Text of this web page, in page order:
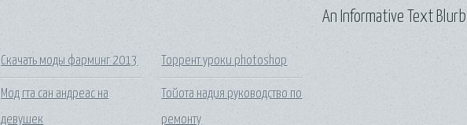
Скачать моды фарминг 2013
Мод гта сан андреас на
девушек
Торрент уроки photoshop
Тойота надия руководство по
ремонту
An Informative Text Blurb